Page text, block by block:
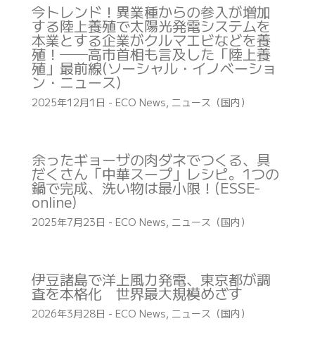
今トレンド！異業種からの参入が増加
する陸上養殖で太陽光発電システムを
本業とする企業がクルマエビなどを養
殖！──高市首相も言及した「陸上養
殖」最前線(ソーシャル・イノベーショ
ン・ニュース)
2025年12月1日 - ECO News, ニュース（国内）
余ったギョーザの肉ダネでつくる、具
だくさん「中華スープ」レシピ。1つの
鍋で完成、洗い物は最小限！(ESSE-
online)
2025年7月23日 - ECO News, ニュース（国内）
伊豆諸島で洋上風力発電、東京都が調
査を本格化 世界最大規模めざす
2026年3月28日 - ECO News, ニュース（国内）